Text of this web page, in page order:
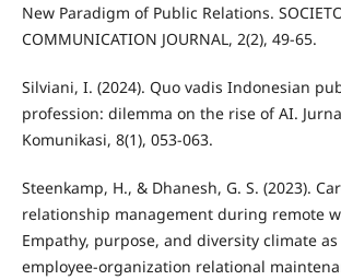
New Paradigm of Public Relations.
COMMUNICATION JOURNAL, 2(2), 49-65.
Silviani, I. (2024). Quo vadis Indonesian
profession: dilemma on the rise of AI.
Komunikasi, 8(1), 053-063.
Steenkamp, H., & Dhanesh, G. S. (2023).
relationship management during remote
Empathy, purpose, and diversity climate
employee-organization relational